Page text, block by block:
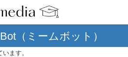
（ミームボット）
ます。